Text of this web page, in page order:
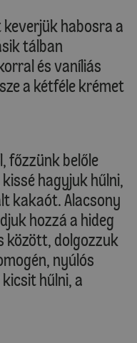
habosra a
tálban
és vaníliás
a kétféle krémet
főzzünk belőle
hagyjuk hűlni,
kakaót. Alacsony
hozzá a hideg
között, dolgozzuk
nyúlós
hűlni, a